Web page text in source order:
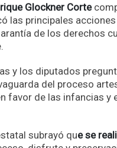
Glockner Corte
las principales
de los derechos
y los diputados
del proceso
favor de las infancias y
subrayó que se